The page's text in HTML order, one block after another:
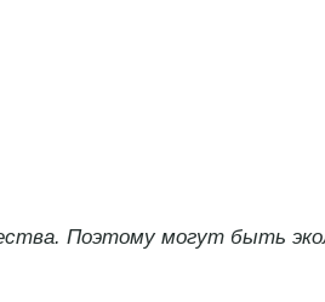
Поэтому могут быть